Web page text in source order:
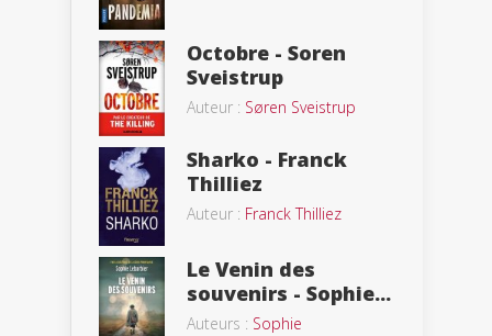
Octobre - Soren
Sveistrup
Auteur : Søren Sveistrup
Sharko - Franck
Thilliez
Auteur : Franck Thilliez
Le Venin des
souvenirs - Sophie...
Auteurs : Sophie